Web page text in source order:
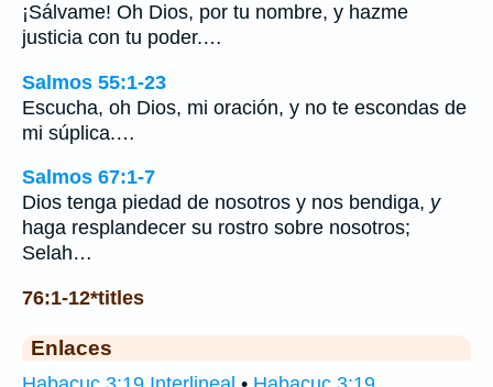
¡Sálvame! Oh Dios, por tu nombre, y hazme
justicia con tu poder.…
Salmos 55:1-23
Escucha, oh Dios, mi oración, y no te escondas de
mi súplica.…
Salmos 67:1-7
Dios tenga piedad de nosotros y nos bendiga, y
haga resplandecer su rostro sobre nosotros;
Selah…
76:1-12*titles
Enlaces